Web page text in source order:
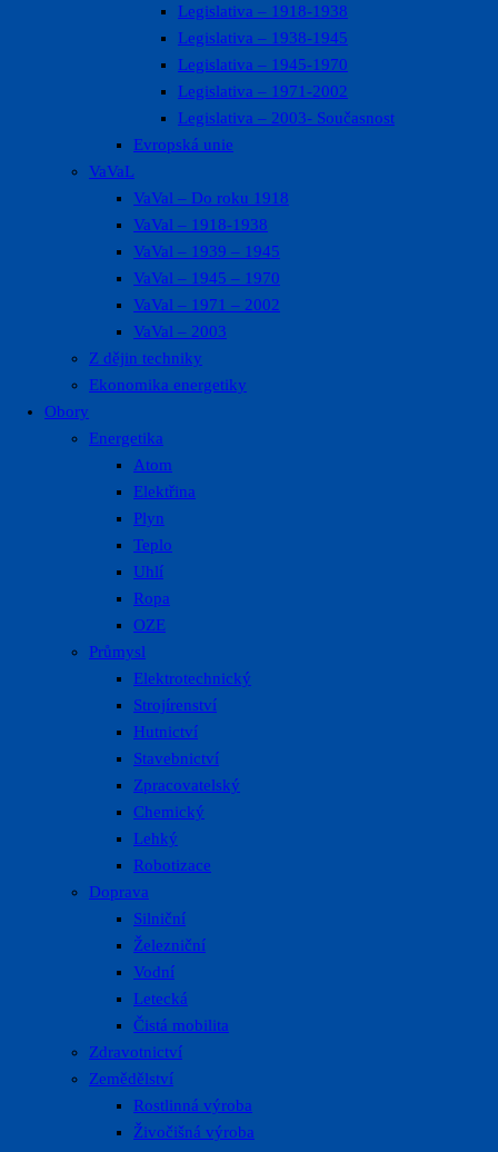
Legislativa – 1918-1938
Legislativa – 1938-1945
Legislativa – 1945-1970
Legislativa – 1971-2002
Legislativa – 2003- Současnost
Evropská unie
VaVaL
VaVal – Do roku 1918
VaVal – 1918-1938
VaVal – 1939 – 1945
VaVal – 1945 – 1970
VaVal – 1971 – 2002
VaVal – 2003
Z dějin techniky
Ekonomika energetiky
Obory
Energetika
Atom
Elektřina
Plyn
Teplo
Uhlí
Ropa
OZE
Průmysl
Elektrotechnický
Strojírenství
Hutnictví
Stavebnictví
Zpracovatelský
Chemický
Lehký
Robotizace
Doprava
Silniční
Železniční
Vodní
Letecká
Čistá mobilita
Zdravotnictví
Zemědělství
Rostlinná výroba
Živočišná výroba